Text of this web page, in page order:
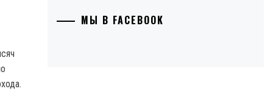
МЫ В FACEBOOK